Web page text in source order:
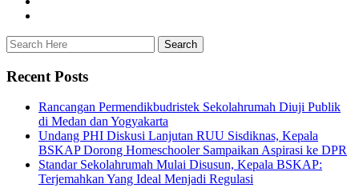
Recent Posts
Rancangan Permendikbudristek Sekolahrumah Diuji Publik
di Medan dan Yogyakarta
Undang PHI Diskusi Lanjutan RUU Sisdiknas, Kepala
BSKAP Dorong Homeschooler Sampaikan Aspirasi ke DPR
Standar Sekolahrumah Mulai Disusun, Kepala BSKAP:
Terjemahkan Yang Ideal Menjadi Regulasi